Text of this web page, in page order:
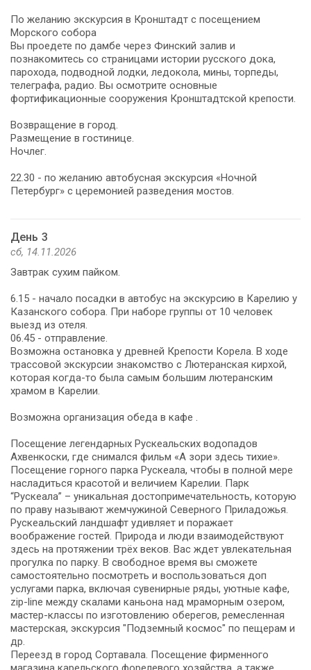
По желанию экскурсия в Кронштадт с посещением
Морского собора
Вы проедете по дамбе через Финский залив и
познакомитесь со страницами истории русского дока,
парохода, подводной лодки, ледокола, мины, торпеды,
телеграфа, радио. Вы осмотрите основные
фортификационные сооружения Кронштадтской крепости.
Возвращение в город.
Размещение в гостинице.
Ночлег.
22.30 - по желанию автобусная экскурсия «Ночной
Петербург» с церемонией разведения мостов.
День 3
сб, 14.11.2026
Завтрак сухим пайком.
6.15 - начало посадки в автобус на экскурсию в Карелию у
Казанского собора. При наборе группы от 10 человек
выезд из отеля.
06.45 - отправление.
Возможна остановка у древней Крепости Корела. В ходе
трассовой экскурсии знакомство с Лютеранская кирхой,
которая когда-то была самым большим лютеранским
храмом в Карелии.
Возможна организация обеда в кафе .
Посещение легендарных Рускеальских водопадов
Ахвенкоски, где снимался фильм «А зори здесь тихие».
Посещение горного парка Рускеала, чтобы в полной мере
насладиться красотой и величием Карелии. Парк
“Рускеала” – уникальная достопримечательность, которую
по праву называют жемчужиной Северного Приладожья.
Рускеальский ландшафт удивляет и поражает
воображение гостей. Природа и люди взаимодействуют
здесь на протяжении трёх веков. Вас ждет увлекательная
прогулка по парку. В свободное время вы сможете
самостоятельно посмотреть и воспользоваться доп
услугами парка, включая сувенирные ряды, уютные кафе,
zip-line между скалами каньона над мраморным озером,
мастер-классы по изготовлению оберегов, ремесленная
мастерская, экскурсия "Подземный космос" по пещерам и
др.
Переезд в город Сортавала. Посещение фирменного